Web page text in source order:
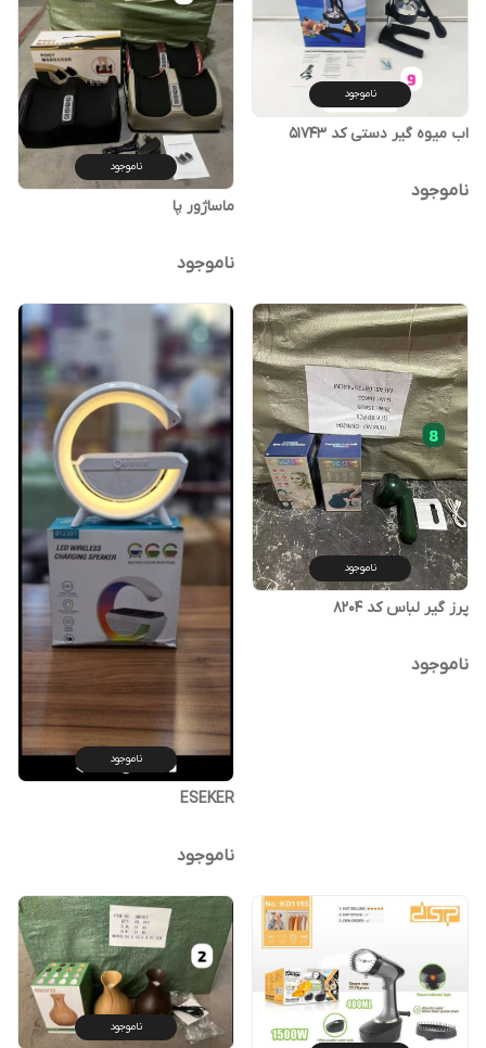
ناموجود
اب میوه گیر دستی کد 51743
ناموجود
ناموجود
ماساژور پا
ناموجود
ناموجود
پرز گیر لباس کد 8204
ناموجود
ناموجود
ESEKER
ناموجود
ناموجود